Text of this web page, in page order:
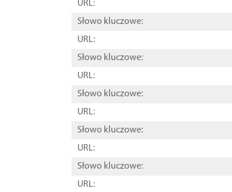
URL:
Słowo kluczowe:
URL:
Słowo kluczowe:
URL:
Słowo kluczowe:
URL:
Słowo kluczowe:
URL:
Słowo kluczowe:
URL: